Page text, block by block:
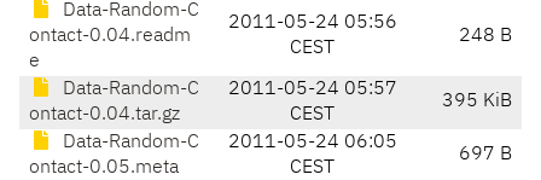
Data-Random-C
ontact-0.04.readm
e
2011-05-24 05:56
CEST
248 B
Data-Random-C
ontact-0.04.tar.gz
2011-05-24 05:57
CEST
395 KiB
Data-Random-C
ontact-0.05.meta
2011-05-24 06:05
CEST
697 B